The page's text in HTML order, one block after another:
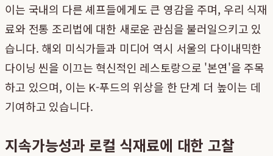
이는 국내의 다른 셰프들에게도 큰 영감을 주며, 우리 식재
료와 전통 조리법에 대한 새로운 관심을 불러일으키고 있
습니다. 해외 미식가들과 미디어 역시 서울의 다이내믹한
다이닝 씬을 이끄는 혁신적인 레스토랑으로 '본연'을 주목
하고 있으며, 이는 K-푸드의 위상을 한 단계 더 높이는 데
기여하고 있습니다.
지속가능성과 로컬 식재료에 대한 고찰